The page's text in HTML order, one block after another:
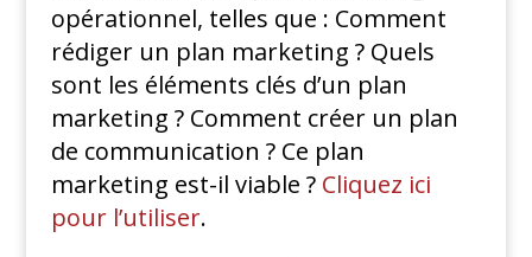
opérationnel, telles que : Comment
rédiger un plan marketing ? Quels
sont les éléments clés d’un plan
marketing ? Comment créer un plan
de communication ? Ce plan
marketing est-il viable ? Cliquez ici
pour l’utiliser.